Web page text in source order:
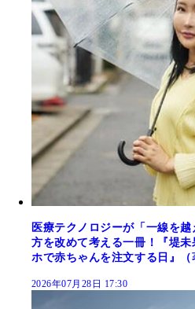
医療テクノロジーが「一線を
方を改めて考える一冊！『堤
ホで赤ちゃんを注文する日』（
2026年07月28日 17:30